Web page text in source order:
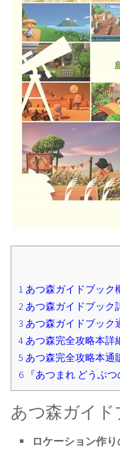
1 あつ森ガイドブック
2あつ森ガイドブック
3 あつ森ガイドブック
4あつ森完全攻略本詳
5 あつ森完全攻略本通
6 『あつまれ どうぶ
あつ森ガイド
ロケーション作